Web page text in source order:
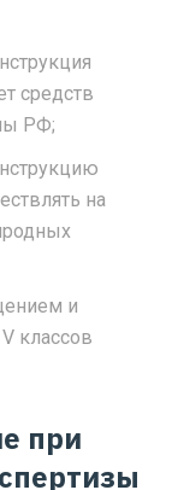
средств
РФ;
на
и
классов
при